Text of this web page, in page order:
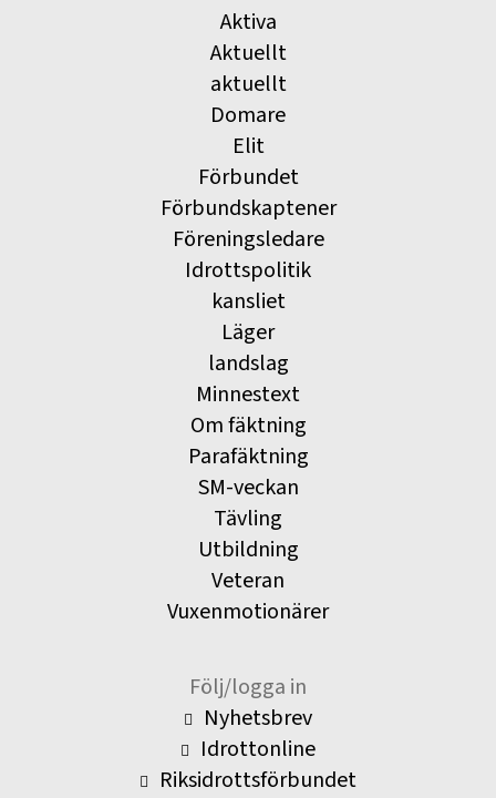
Aktiva
Aktuellt
aktuellt
Domare
Elit
Förbundet
Förbundskaptener
Föreningsledare
Idrottspolitik
kansliet
Läger
landslag
Minnestext
Om fäktning
Parafäktning
SM-veckan
Tävling
Utbildning
Veteran
Vuxenmotionärer
Följ/logga in
Nyhetsbrev
Idrottonline
Riksidrottsförbundet